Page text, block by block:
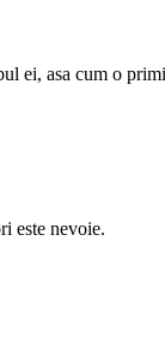
ei, asa cum o
este nevoie.